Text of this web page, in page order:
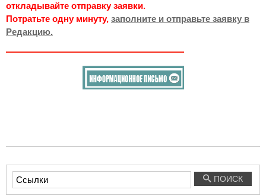
откладывайте отправку заявки.
Потратьте одну минуту, заполните и отправьте заявку в
Редакцию.
Введите
текст
ПОИСК